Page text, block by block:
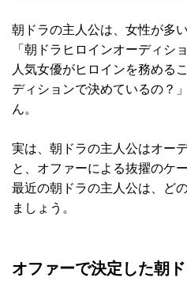
朝ドラの主人公は、女性が多
「朝ドラヒロインオーディシ
人気女優がヒロインを務める
ディションで決めているの？
ん。
実は、朝ドラの主人公はオー
と、オファーによる抜擢のケ
最近の朝ドラの主人公は、ど
ましょう。
オファーで決定した朝